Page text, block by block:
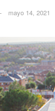
mayo 14, 2021